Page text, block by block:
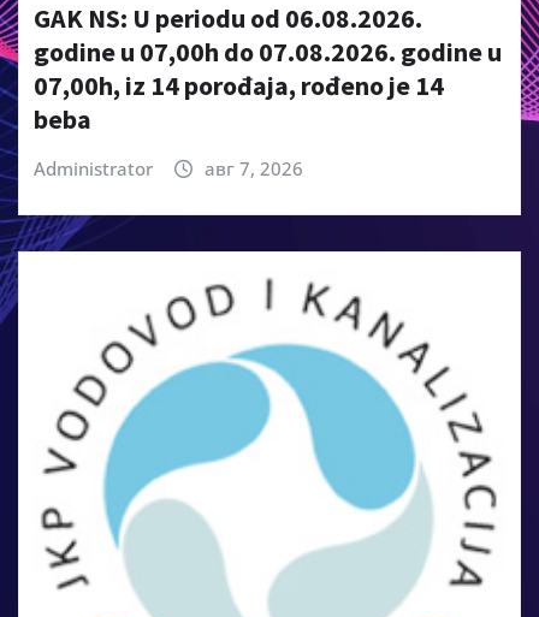
GAK NS: U periodu od 06.08.2026.
godine u 07,00h do 07.08.2026. godine u
07,00h, iz 14 porođaja, rođeno je 14
beba
Administrator авг 7, 2026